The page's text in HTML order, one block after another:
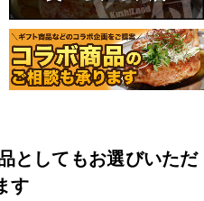
としてもお選びいただ
す